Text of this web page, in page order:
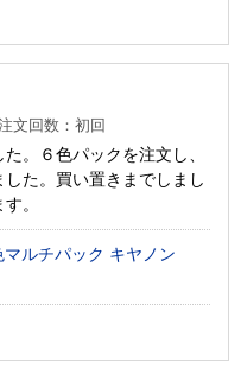
文回数：初回
。６色パックを注文し、
た。買い置きまでしまし
。
ルチパック キヤノン